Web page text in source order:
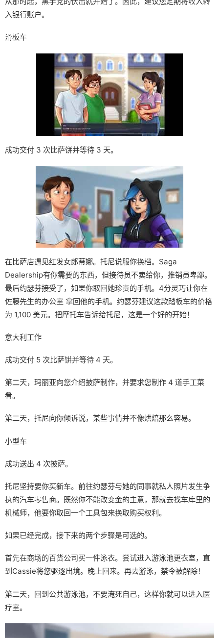
入银行账户。
滑板车
成功交付 3 次比萨饼并等待 3 天。
在比萨店遇见红发女郎蒂娜。托尼说服你换档。Saga
Dealership有你需要的东西，但接待员不卖给你，推销员卑鄙。
最后约瑟芬接受了，如果你取回她珍贵的手机。4分灵巧让你在
佐藤先生的办公室 拿回他的手机。约瑟芬建议这款踏板车的价格
为 1,100 美元。把摩托车告诉给托尼，这是一个好的开始！
意大利工作
成功交付 5 次比萨饼并等待 4 天。
第二天，玛丽亚向您介绍披萨制作，并要求您制作 4 道手工菜
肴。
第二天，托尼向你倾诉说，某些事情并不像烘焙那么容易。
小型车
成功送出 4 次披萨。
托尼坚持要你买新车。前往约瑟芬与她的同事就私人照片发生争
执的汽车零售商。既然你不能改变金的主意，那就去找车库里的
机械师，他要你取回一个工具包来换取购买权利。
如果已经完成，接下来的两个步骤是可选的。
首先在商场的百货公司买一件泳衣。尝试进入游泳池更衣室，直
到Cassie将您驱逐出境。晚上回来。再去游泳，禁令被解除！
第二天，回到公共游泳池，不要淹死自己，这样你就可以进入医
疗室。